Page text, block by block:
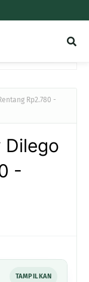
Rp2.780 -
Dilego
-
TAMPILKAN